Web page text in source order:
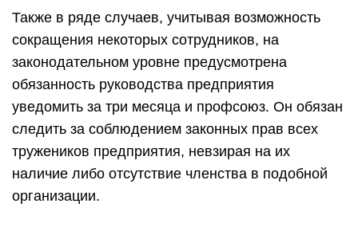
Также в ряде случаев, учитывая возможность
сокращения некоторых сотрудников, на
законодательном уровне предусмотрена
обязанность руководства предприятия
уведомить за три месяца и профсоюз. Он обязан
следить за соблюдением законных прав всех
тружеников предприятия, невзирая на их
наличие либо отсутствие членства в подобной
организации.